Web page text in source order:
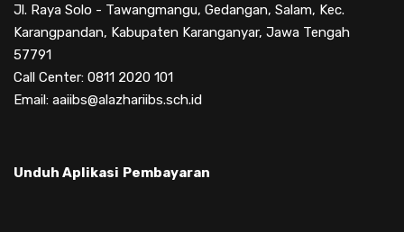
Jl. Raya Solo - Tawangmangu, Gedangan, Salam, Kec.
Karangpandan, Kabupaten Karanganyar, Jawa Tengah
57791
Call Center: 0811 2020 101
Email: aaiibs@alazhariibs.sch.id
Unduh Aplikasi Pembayaran